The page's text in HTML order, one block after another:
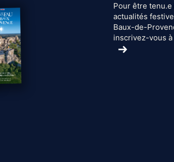
Pour être
actualités
Baux-de-
inscrivez-vous